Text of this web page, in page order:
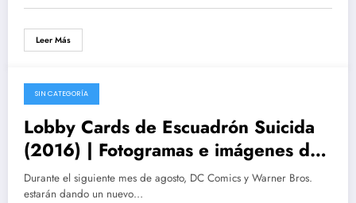
Leer Más
08/06/2016
SIN CATEGORÍA
Lobby Cards de Escuadrón Suicida
(2016) | Fotogramas e imágenes de
Rodaje
Durante el siguiente mes de agosto, DC Comics y Warner Bros.
estarán dando un nuevo…